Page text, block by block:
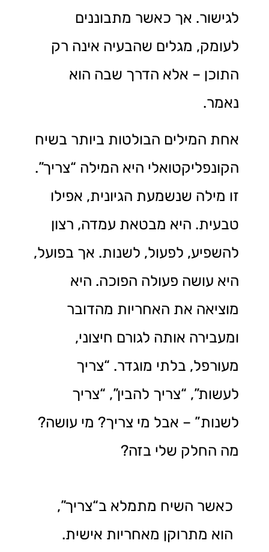
לגישור. אך כאשר מתבוננים
לעומק, מגלים שהבעיה אינה רק
התוכן – אלא הדרך שבה הוא
נאמר.
אחת המילים הבולטות ביותר בשיח
הקונפליקטואלי היא המילה “צריך”.
זו מילה שנשמעת הגיונית, אפילו
טבעית. היא מבטאת עמדה, רצון
להשפיע, לפעול, לשנות. אך בפועל,
היא עושה פעולה הפוכה. היא
מוציאה את האחריות מהדובר
ומעבירה אותה לגורם חיצוני,
מעורפל, בלתי מוגדר. “צריך
לעשות”, “צריך להבין”, “צריך
לשנות” – אבל מי צריך? מי עושה?
מה החלק שלי בזה?
כאשר השיח מתמלא ב“צריך”,
הוא מתרוקן מאחריות אישית.